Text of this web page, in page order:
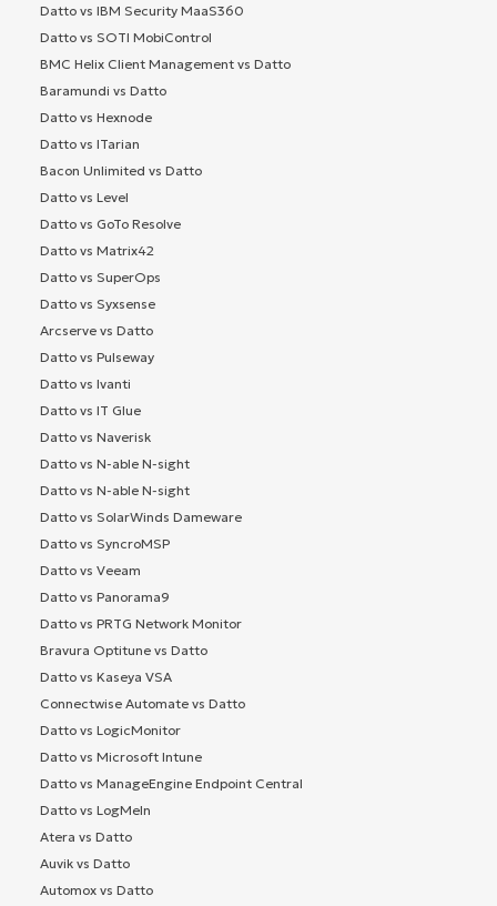
Datto vs IBM Security MaaS360
Datto vs SOTI MobiControl
BMC Helix Client Management vs Datto
Baramundi vs Datto
Datto vs Hexnode
Datto vs ITarian
Bacon Unlimited vs Datto
Datto vs Level
Datto vs GoTo Resolve
Datto vs Matrix42
Datto vs SuperOps
Datto vs Syxsense
Arcserve vs Datto
Datto vs Pulseway
Datto vs Ivanti
Datto vs IT Glue
Datto vs Naverisk
Datto vs N-able N-sight
Datto vs N-able N-sight
Datto vs SolarWinds Dameware
Datto vs SyncroMSP
Datto vs Veeam
Datto vs Panorama9
Datto vs PRTG Network Monitor
Bravura Optitune vs Datto
Datto vs Kaseya VSA
Connectwise Automate vs Datto
Datto vs LogicMonitor
Datto vs Microsoft Intune
Datto vs ManageEngine Endpoint Central
Datto vs LogMeIn
Atera vs Datto
Auvik vs Datto
Automox vs Datto